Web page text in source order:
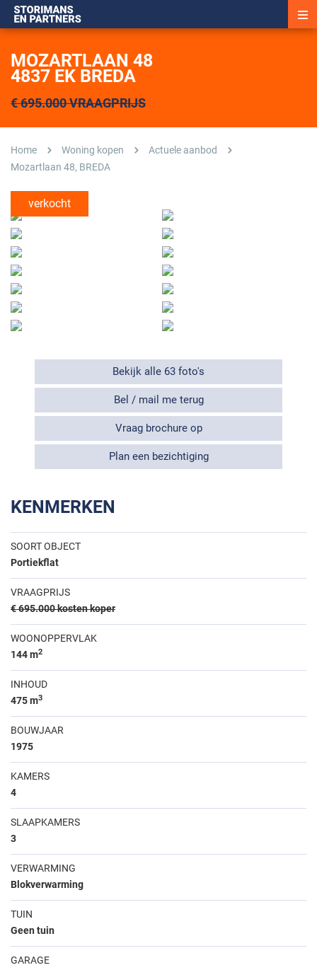
MOZARTLAAN 48
4837 EK BREDA
€ 695.000 VRAAGPRIJS
Home Woning kopen
Actuele aanbod
Mozartlaan 48, BREDA
verkocht
Bekijk alle 63 foto's
Bel / mail me terug
Vraag brochure op
Plan een bezichtiging
KENMERKEN
SOORT OBJECT
Portiekflat
VRAAGPRIJS
€ 695.000 kosten koper
WOONOPPERVLAK
144 m2
INHOUD
475 m3
BOUWJAAR
1975
KAMERS
4
SLAAPKAMERS
3
VERWARMING
Blokverwarming
TUIN
Geen tuin
GARAGE